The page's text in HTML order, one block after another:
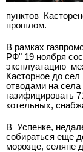
пунктов
прошлом.
В рамках
РФ" 19 ноября
эксплуатацию
Касторное до
отводами на
газифицировать
котельных,
В Успенке,
собираться еще
морозце, селяне